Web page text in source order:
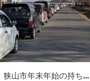
狭山市年末年始の持ち...